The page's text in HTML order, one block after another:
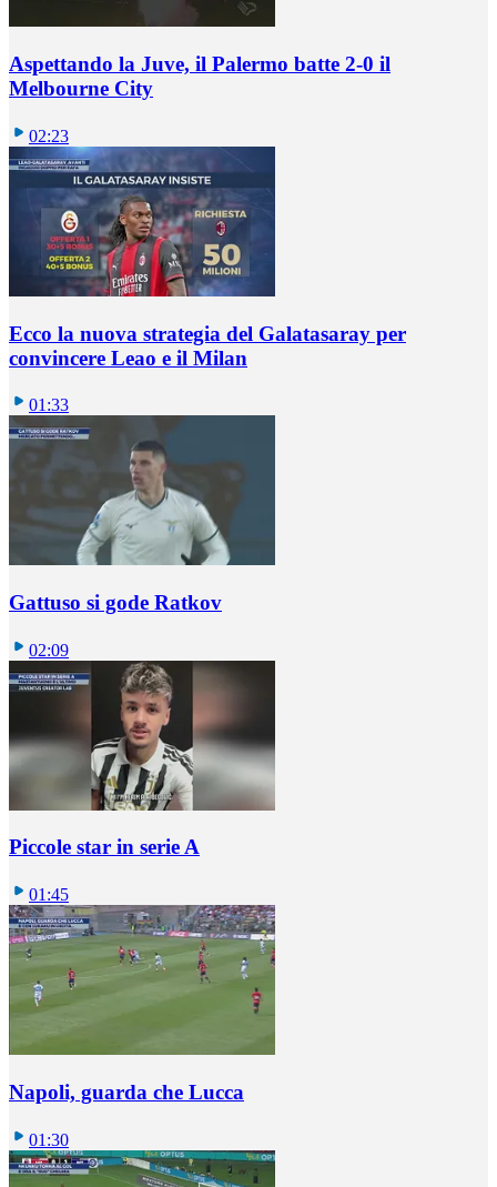
Aspettando la Juve, il Palermo batte 2-0 il
Melbourne City
02:23
Ecco la nuova strategia del Galatasaray per
convincere Leao e il Milan
01:33
Gattuso si gode Ratkov
02:09
Piccole star in serie A
01:45
Napoli, guarda che Lucca
01:30